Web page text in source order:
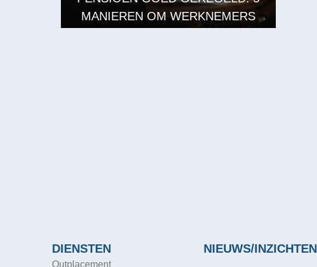
MANIEREN OM WERKNEMERS
DIENSTEN
Outplacement
NIEUWS/INZICHTEN